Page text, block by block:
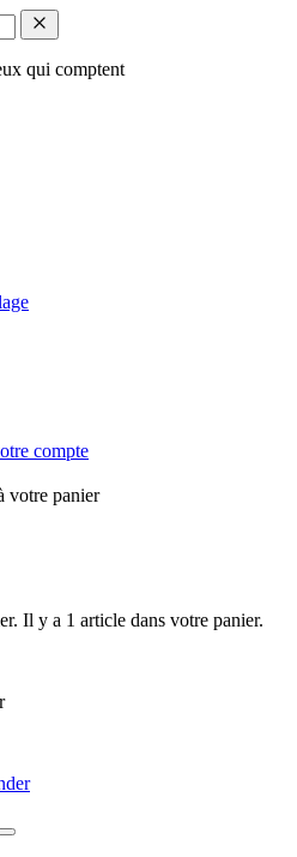
qui comptent
compte
votre panier
Il y a 1 article dans votre panier.